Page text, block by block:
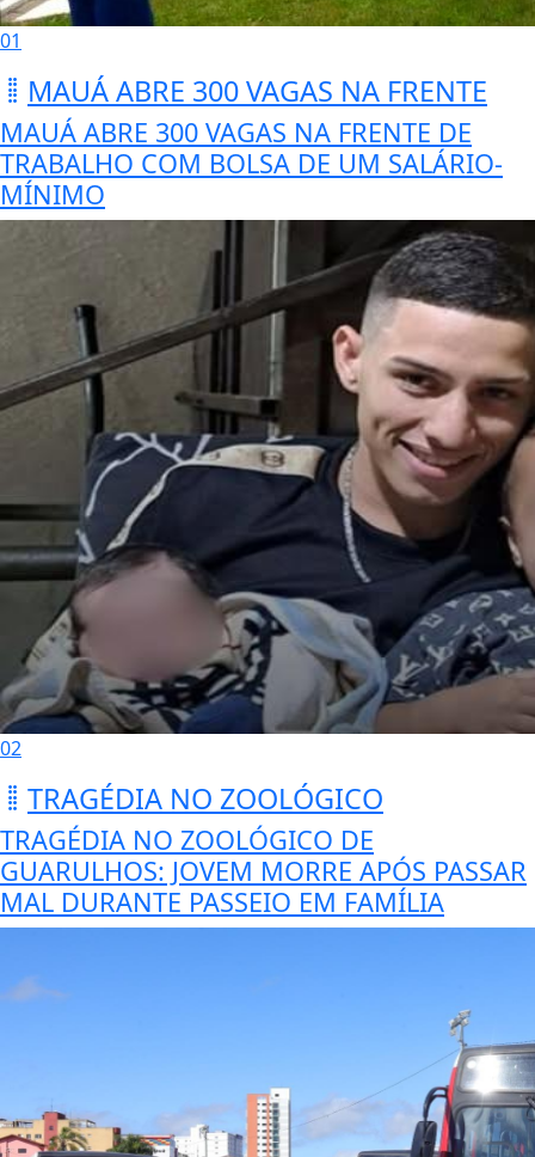
01
MAUÁ ABRE 300 VAGAS NA FRENTE
MAUÁ ABRE 300 VAGAS NA FRENTE DE
TRABALHO COM BOLSA DE UM SALÁRIO-
MÍNIMO
02
TRAGÉDIA NO ZOOLÓGICO
TRAGÉDIA NO ZOOLÓGICO DE
GUARULHOS: JOVEM MORRE APÓS PASSAR
MAL DURANTE PASSEIO EM FAMÍLIA